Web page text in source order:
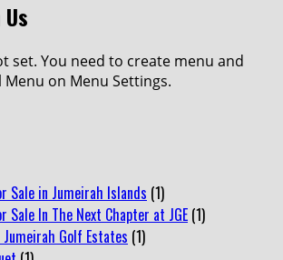
set. You need to create menu and
on Menu Settings.
Sale in Jumeirah Islands (1)
Sale In The Next Chapter at JGE (1)
Golf Estates (1)